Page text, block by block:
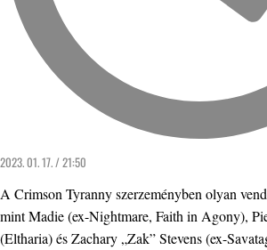
2023. 01. 17. / 21:50
A Crimson Tyranny szerzeményben olyan
mint Madie (ex-Nightmare, Faith in Agony),
(Eltharia) és Zachary „Zak” Stevens (ex-